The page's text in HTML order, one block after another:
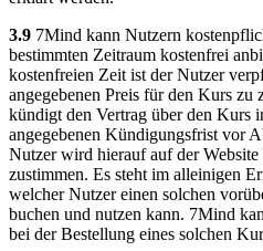
3.9 7Mind kann Nutzern
bestimmten Zeitraum kostenfrei
kostenfreien Zeit ist der Nutzer
angegebenen Preis für den Kurs zu
kündigt den Vertrag über den Kurs
angegebenen Kündigungsfrist vor
Nutzer wird hierauf auf der
zustimmen. Es steht im alleinigen
welcher Nutzer einen solchen
buchen und nutzen kann. 7Mind
bei der Bestellung eines solchen